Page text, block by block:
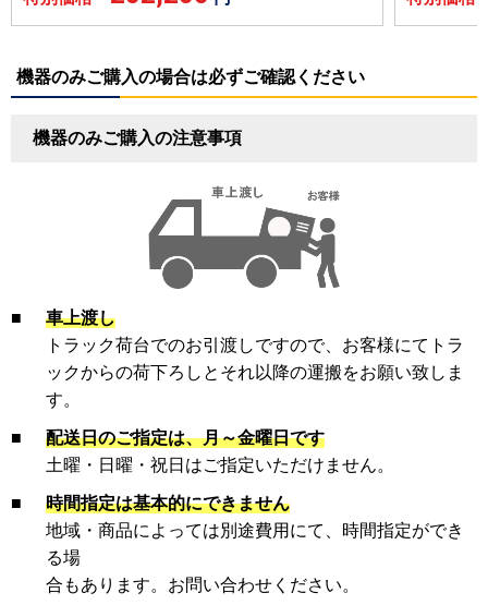
機器のみご購入の場合は必ずご確認ください
機器のみご購入の注意事項
■
車上渡し
トラック荷台でのお引渡しですので、お客様にてトラ
ックからの荷下ろしとそれ以降の運搬をお願い致しま
す。
■
配送日のご指定は、月～金曜日です
土曜・日曜・祝日はご指定いただけません。
■
時間指定は基本的にできません
地域・商品によっては別途費用にて、時間指定ができ
る場
合もあります。お問い合わせください。